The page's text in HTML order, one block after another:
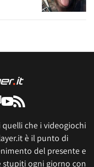
che i videogiochi
è il punto di
del presente e
stupiti ogni giorno con